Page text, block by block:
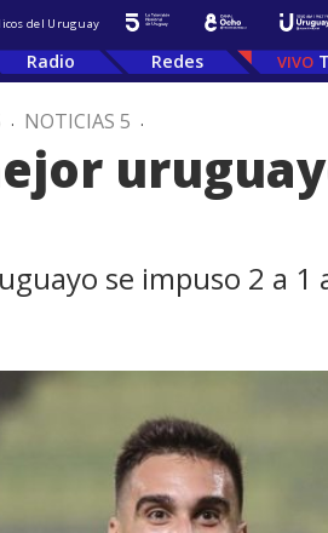
del Uruguay
Radio Redes
. NOTICIAS 5 .
se impuso 2 a 1